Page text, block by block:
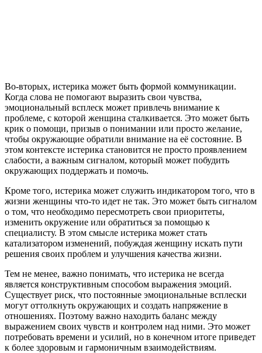
Во-вторых, истерика может быть формой коммуникации.
Когда слова не помогают выразить свои чувства,
эмоциональный всплеск может привлечь внимание к
проблеме, с которой женщина сталкивается. Это может быть
крик о помощи, призыв о понимании или просто желание,
чтобы окружающие обратили внимание на её состояние. В
этом контексте истерика становится не просто проявлением
слабости, а важным сигналом, который может побудить
окружающих поддержать и помочь.
Кроме того, истерика может служить индикатором того, что в
жизни женщины что-то идет не так. Это может быть сигналом
о том, что необходимо пересмотреть свои приоритеты,
изменить окружение или обратиться за помощью к
специалисту. В этом смысле истерика может стать
катализатором изменений, побуждая женщину искать пути
решения своих проблем и улучшения качества жизни.
Тем не менее, важно понимать, что истерика не всегда
является конструктивным способом выражения эмоций.
Существует риск, что постоянные эмоциональные всплески
могут оттолкнуть окружающих и создать напряжение в
отношениях. Поэтому важно находить баланс между
выражением своих чувств и контролем над ними. Это может
потребовать времени и усилий, но в конечном итоге приведет
к более здоровым и гармоничным взаимодействиям.